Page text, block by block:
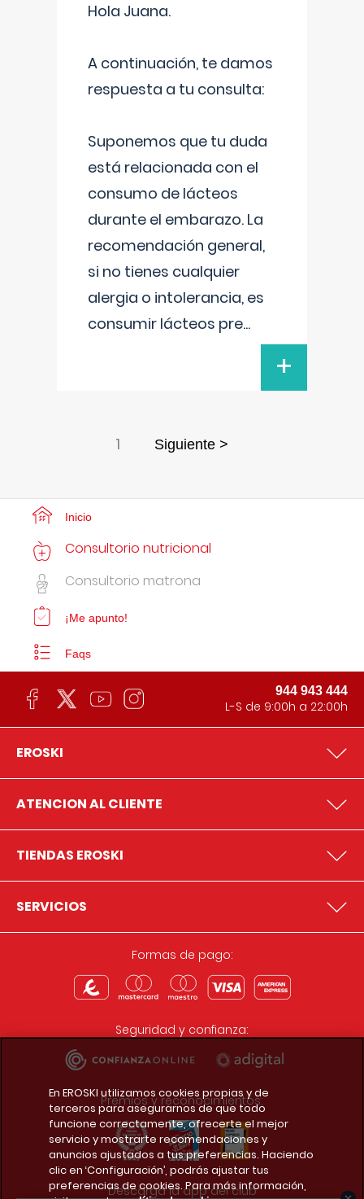
Hola Juana.
A continuación, te damos
respuesta a tu consulta:
Suponemos que tu duda
está relacionada con el
consumo de lácteos
durante el embarazo. La
recomendación general,
si no tienes cualquier
alergia o intolerancia, es
consumir lácteos pre...
+
1 Siguiente >
Inicio
Consultorio nutricional
Consultorio matrona
¡Me apunto!
Faqs
944 943 444
L-S de 9:00h a 22:00h
EROSKI
ATENCION AL CLIENTE
TIENDAS EROSKI
SERVICIOS
Formas de pago:
Seguridad y confianza:
Premios y reconocimientos:
Descarga la app del club
En EROSKI utilizamos cookies propias y de
terceros para asegurarnos de que todo
funcione correctamente, ofrecerte el mejor
servicio y mostrarte recomendaciones y
anuncios ajustados a tus preferencias. Haciendo
clic en ‘Configuración’, podrás ajustar tus
preferencias de cookies. Para más información,